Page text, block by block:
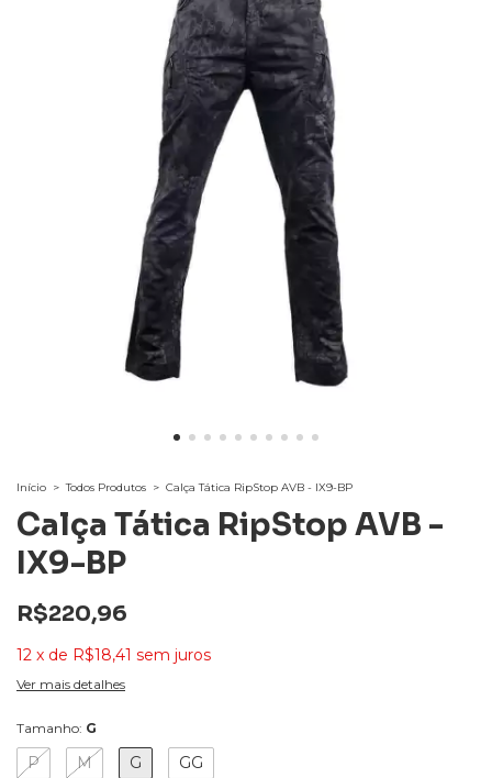
Início > Todos Produtos > Calça Tática RipStop AVB - IX9-BP
Calça Tática RipStop AVB -
IX9-BP
R$220,96
12 x de R$18,41 sem juros
Ver mais detalhes
Tamanho: G
P M G GG